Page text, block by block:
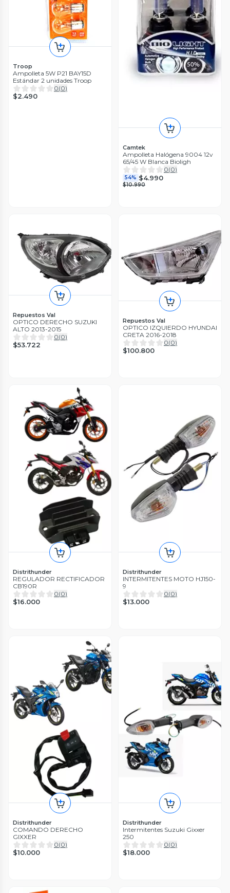
Troop
Ampolleta 5W P21 BAY15D
Estándar 2 unidades Troop
0(0)
$2.490
Camtek
Ampolleta Halógena 9004 12v
65/45 W Blanca Bioligh
0(0)
54% $4.990
$10.990
Repuestos Val
OPTICO DERECHO SUZUKI
ALTO 2013-2015
0(0)
$53.722
Repuestos Val
OPTICO IZQUIERDO HYUNDAI
CRETA 2016-2018
0(0)
$100.800
Distrithunder
REGULADOR RECTIFICADOR
CB190R
0(0)
$16.000
Distrithunder
INTERMITENTES MOTO HJ150-
9
0(0)
$13.000
Distrithunder
COMANDO DERECHO
GIXXER
0(0)
$10.000
Distrithunder
Intermitentes Suzuki Gixxer
250
0(0)
$18.000